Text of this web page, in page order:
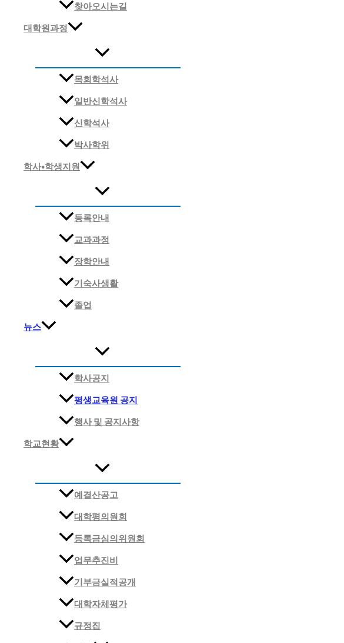
찾아오시는길
대학원과정
목회학석사
일반신학석사
신학석사
박사학위
학사•학생지원
등록안내
교과과정
장학안내
기숙사생활
졸업
뉴스
학사공지
평생교육원 공지
행사 및 공지사항
학교현황
예결산공고
대학평의원회
등록금심의위원회
업무추진비
기부금실적공개
대학자체평가
규정집